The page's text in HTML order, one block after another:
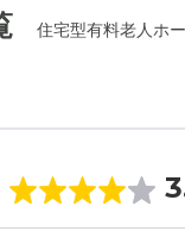
住宅型有料老人ホ